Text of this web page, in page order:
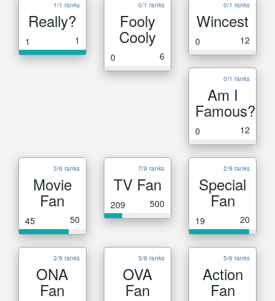
1/1 ranks
Really?
1 1
0/1 ranks
Fooly
Cooly
0 6
0/1 ranks
Wincest
0 12
0/1 ranks
Am I
Famous?
0 12
3/6 ranks
Movie
Fan
45 50
7/9 ranks
TV Fan
209 500
2/9 ranks
Special
Fan
19 20
2/9 ranks
ONA
Fan
3/9 ranks
OVA
Fan
5/6 ranks
Action
Fan